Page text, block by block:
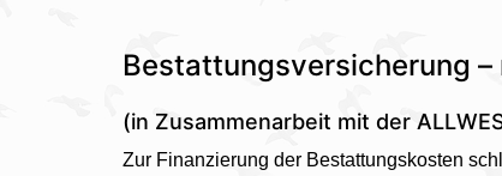
Bestattungsversicherung
(in Zusammenarbeit mit der
Zur Finanzierung der Bestattungskosten